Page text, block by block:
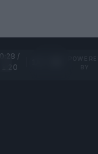
0:28 /
1:20